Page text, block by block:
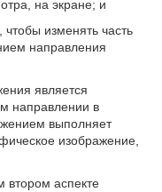
на экране; и
изменять часть
направления
является
направлении в
выполняет
изображение,
втором аспекте